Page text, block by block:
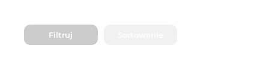
Filtruj